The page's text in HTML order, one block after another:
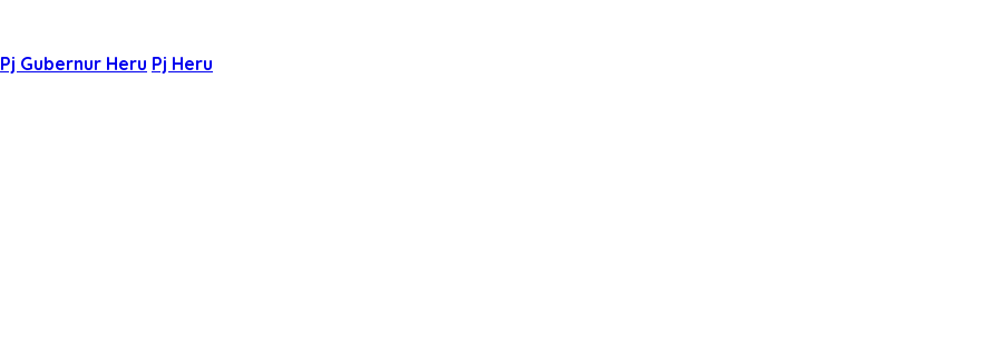
Pj Gubernur Heru Pj Heru